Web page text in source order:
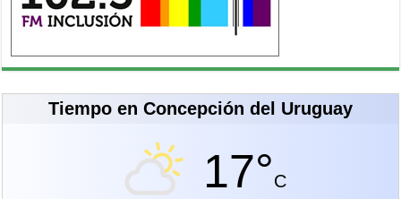
Tiempo en Concepción del Uruguay
17°C